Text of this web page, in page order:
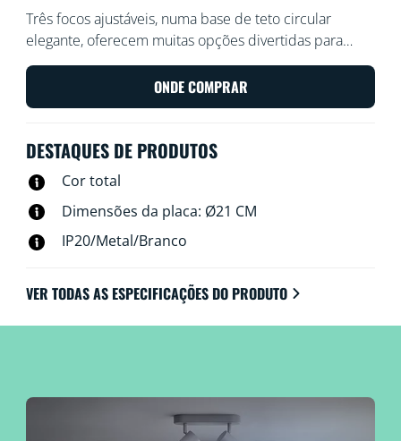
Três focos ajustáveis, numa base de teto circular
elegante, oferecem muitas opções divertidas para
encher o seu quarto com luz e cor atrativas. Escolha
um efeito de luz para uma atividade específica com o
nosso equipamento Build-on Spots ou deixe a nossa
automatizadas.
ONDE COMPRAR
DESTAQUES DE PRODUTOS
Cor total
Dimensões da placa: Ø21 CM
IP20/Metal/Branco
VER TODAS AS ESPECIFICAÇÕES DO PRODUTO